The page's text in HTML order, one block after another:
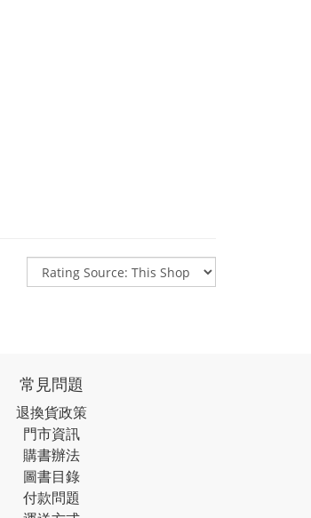
常見問題
退換貨政策
門市資訊
購書辦法
圖書目錄
付款問題